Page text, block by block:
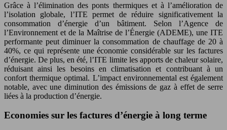
Grâce à l’élimination des ponts thermiques et à l’amélioration de
l’isolation globale, l’ITE permet de réduire significativement la
consommation d’énergie d’un bâtiment. Selon l’Agence de
l’Environnement et de la Maîtrise de l’Énergie (ADEME), une ITE
performante peut diminuer la consommation de chauffage de 20 à
40%, ce qui représente une économie considérable sur les factures
d’énergie. De plus, en été, l’ITE limite les apports de chaleur solaire,
réduisant ainsi les besoins en climatisation et contribuant à un
confort thermique optimal. L’impact environnemental est également
notable, avec une diminution des émissions de gaz à effet de serre
liées à la production d’énergie.
Economies sur les factures d’énergie à long terme